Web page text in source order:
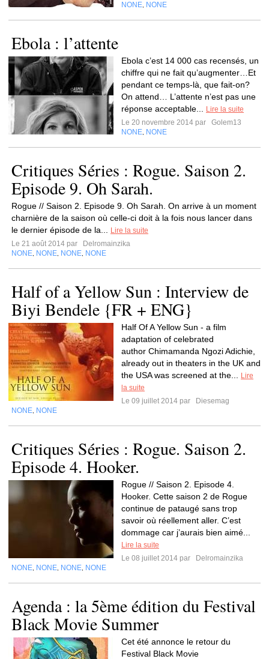
NONE NONE
Ebola : l’attente
Ebola c’est 14 000 cas recensés, un
chiffre qui ne fait qu’augmenter…Et
pendant ce temps-là, que fait-on?
On attend… L’attente n’est pas une
réponse acceptable...
Lire la suite
Le 20 novembre 2014 par
Golem13
NONE NONE
Critiques Séries : Rogue. Saison 2.
Episode 9. Oh Sarah.
Rogue // Saison 2. Episode 9. Oh Sarah. On arrive à un moment
charnière de la saison où celle-ci doit à la fois nous lancer dans
le dernier épisode de la...
Lire la suite
Le 21 août 2014 par
Delromainzika
NONE NONE NONE NONE
Half of a Yellow Sun : Interview de
Biyi Bendele {FR + ENG}
Half Of A Yellow Sun - a film
adaptation of celebrated
author Chimamanda Ngozi Adichie,
already out in theaters in the UK and
the USA was screened at the...
Lire
la suite
Le 09 juillet 2014 par
Diesemag
NONE NONE
Critiques Séries : Rogue. Saison 2.
Episode 4. Hooker.
Rogue // Saison 2. Episode 4.
Hooker. Cette saison 2 de Rogue
continue de pataugé sans trop
savoir où réellement aller. C’est
dommage car j’aurais bien aimé...
Lire la suite
Le 08 juillet 2014 par
Delromainzika
NONE NONE NONE NONE
Agenda : la 5ème édition du Festival
Black Movie Summer
Cet été annonce le retour du
Festival Black Movie